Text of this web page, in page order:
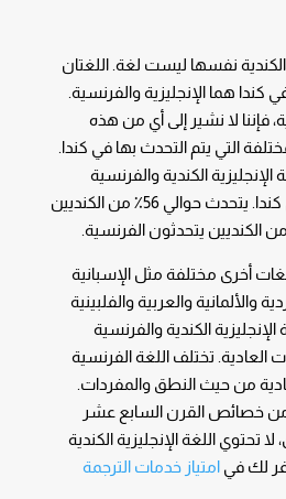
نفسها ليست لغة. اللغتان
كندا هما الإنجليزية والفرنسية.
فإننا لا نشير إلى أي من هذه
التي يتم التحدث بها في كندا.
الكندية والفرنسية
الكندية بوضع رسمي في كندا. يتحدث حوالي 56٪ من الكنديين
أخرى مختلفة مثل الإسبانية
والألمانية والعربية والفلبينية
الكندية والفرنسية
العادية. تختلف اللغة الفرنسية
من حيث النطق والمفردات.
خصائص القرن السابع عشر
تحتوي اللغة الإنجليزية الكندية
لك في امتياز خدمات الترجمة